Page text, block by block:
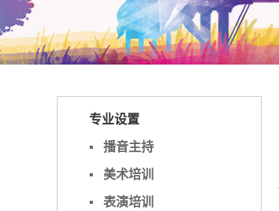
专业设置
▪ 播音主持
▪
美术培训
▪ 表演培训